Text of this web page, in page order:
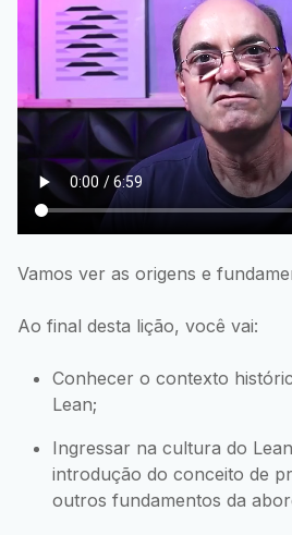
Vamos ver as origens e
Ao final desta lição, você vai:
Conhecer o contexto
Lean;
Ingressar na cultura do
introdução do conceito de
outros fundamentos da